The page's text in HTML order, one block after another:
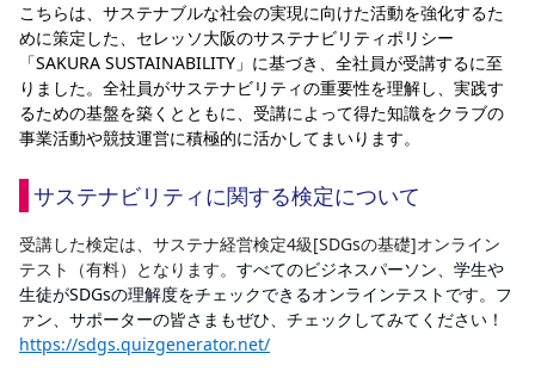
初めて観戦ガイド キッズ向けサービス グルメ マッチデープログラム
観戦マナー&ルール
ビジターサポーター観戦ガイド 公式アプリ
スタジアム
YANMAR HANASAKA STADIUM
DAZNで観戦
アウェイツアー
アウェイツアー
よくある質問
サポートする
パートナー企業募集中 セレッソ大阪VISAカード
サポートスタッフ
セレッソアイデアちょうだいな
応援商店街
Lise（ライセンスビジネス）
サステナビリティポリシー SDGsのゴール インパクトレポート
スポーツクラブ
スポーツクラブ
関連団体/施設
ファンクラブ
SAKURA SOCIO SAKURA POINT Program 招待券引換方法
先行入場
まいセレチケット
会員規定 婚姻届・出生届・命名書
ニュース
ニュース
レディース
アカデミー
こちらは、サステナブルな社会の実現に向けた活動を強化するた
めに策定した、セレッソ大阪のサステナビリティポリシー
「SAKURA SUSTAINABILITY」に基づき、全社員が受講するに至
りました。全社員がサステナビリティの重要性を理解し、実践す
るための基盤を築くとともに、受講によって得た知識をクラブの
事業活動や競技運営に積極的に活かしてまいります。
サステナビリティに関する検定について
受講した検定は、サステナ経営検定4級[SDGsの基礎]オンライン
テスト（有料）となります。 すべてのビジネスパーソン、学生や
生徒がSDGsの理解度をチェックできるオンラインテストです。フ
ァン、サポーターの皆さまもぜひ、チェックしてみてください！
https://sdgs.quizgenerator.net/